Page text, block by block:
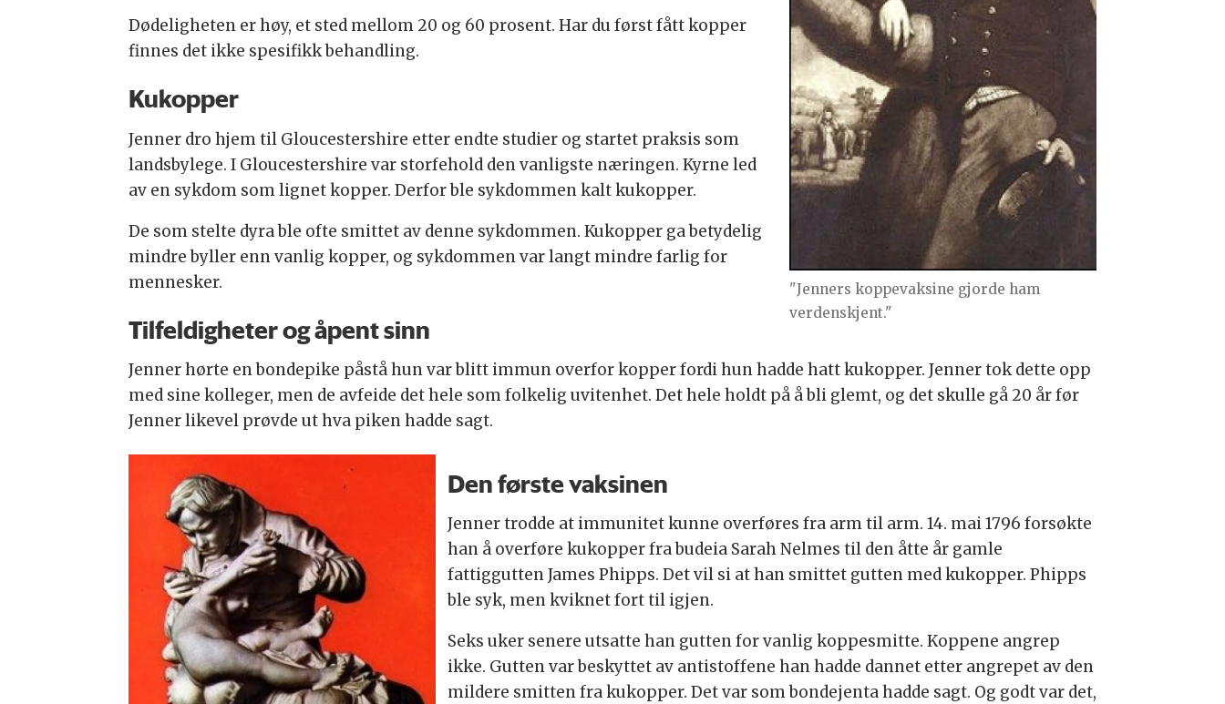
"Jenners koppevaksine gjorde ham
verdenskjent."
Dødeligheten er høy, et sted mellom 20 og 60 prosent. Har du først fått kopper
finnes det ikke spesifikk behandling.
Kukopper
Jenner dro hjem til Gloucestershire etter endte studier og startet praksis som
landsbylege. I Gloucestershire var storfehold den vanligste næringen. Kyrne led
av en sykdom som lignet kopper. Derfor ble sykdommen kalt kukopper.
De som stelte dyra ble ofte smittet av denne sykdommen. Kukopper ga betydelig
mindre byller enn vanlig kopper, og sykdommen var langt mindre farlig for
mennesker.
Tilfeldigheter og åpent sinn
Jenner hørte en bondepike påstå hun var blitt immun overfor kopper fordi hun hadde hatt kukopper. Jenner tok dette opp
med sine kolleger, men de avfeide det hele som folkelig uvitenhet. Det hele holdt på å bli glemt, og det skulle gå 20 år før
Jenner likevel prøvde ut hva piken hadde sagt.
Den første vaksinen
Jenner trodde at immunitet kunne overføres fra arm til arm. 14. mai 1796 forsøkte
han å overføre kukopper fra budeia Sarah Nelmes til den åtte år gamle
fattiggutten James Phipps. Det vil si at han smittet gutten med kukopper. Phipps
ble syk, men kviknet fort til igjen.
Seks uker senere utsatte han gutten for vanlig koppesmitte. Koppene angrep
ikke. Gutten var beskyttet av antistoffene han hadde dannet etter angrepet av den
mildere smitten fra kukopper. Det var som bondejenta hadde sagt. Og godt var det,